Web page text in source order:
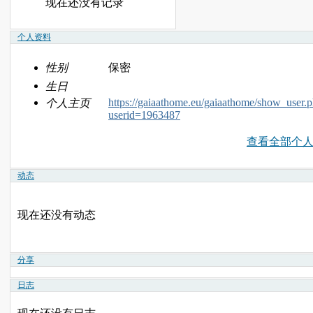
个人资料
性别
保密
生日
个人主页
https://gaiaathome.eu/gaiaathome/
userid=1963487
查看全部个
动态
现在还没有动态
分享
日志